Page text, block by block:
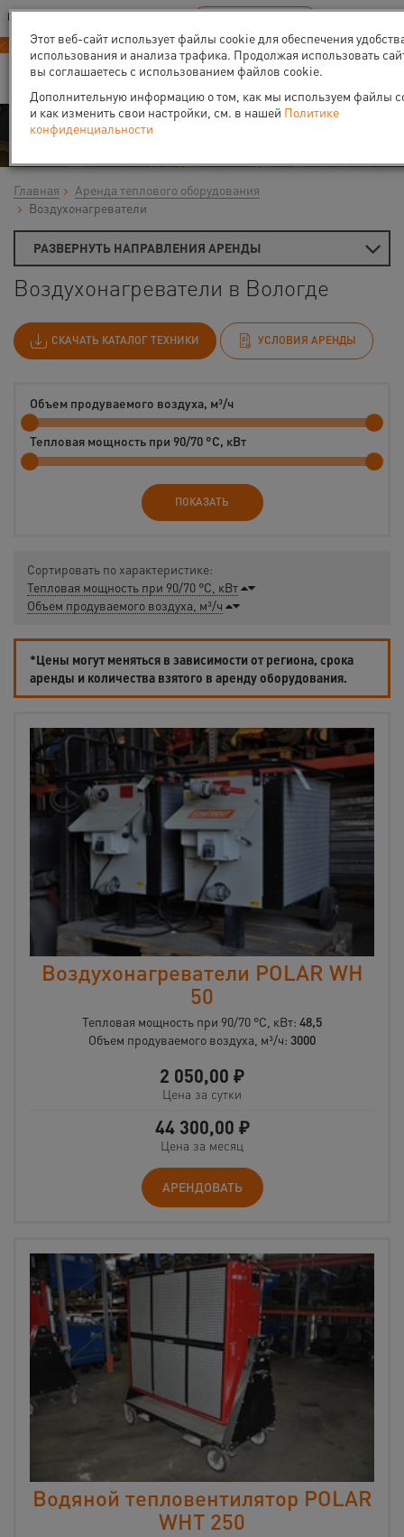
Ваш город:Вологда
В Вашем регионе нет наших офисов
Новый прайс-лист с 01.02.2025
RU EN
Аренда
Главная
Аренда теплового оборудования
Воздухонагреватели
РАЗВЕРНУТЬ НАПРАВЛЕНИЯ АРЕНДЫ
Воздухонагреватели в Вологде
СКАЧАТЬ КАТАЛОГ ТЕХНИКИ УСЛОВИЯ АРЕНДЫ
Объем продуваемого воздуха, м³/ч
Тепловая мощность при 90/70 °C, кВт
ПОКАЗАТЬ
Сортировать по характеристике:
Тепловая мощность при 90/70 °C, кВт
Объем продуваемого воздуха, м³/ч
*Цены могут меняться в зависимости от региона, срока
аренды и количества взятого в аренду оборудования.
Воздухонагреватели POLAR WH
50
Тепловая мощность при 90/70 °C, кВт: 48,5
Объем продуваемого воздуха, м³/ч: 3000
2 050,00 ₽
Цена за сутки
44 300,00 ₽
Цена за месяц
АРЕНДОВАТЬ
Водяной тепловентилятор POLAR
WHT 250
Этот веб-сайт использует файлы cookie для обеспечения
использования и анализа трафика. Продолжая использовать
вы соглашаетесь с использованием файлов cookie.
Дополнительную информацию о том, как мы используем файлы
и как изменить свои настройки, см. в нашей Политике
конфиденциальности